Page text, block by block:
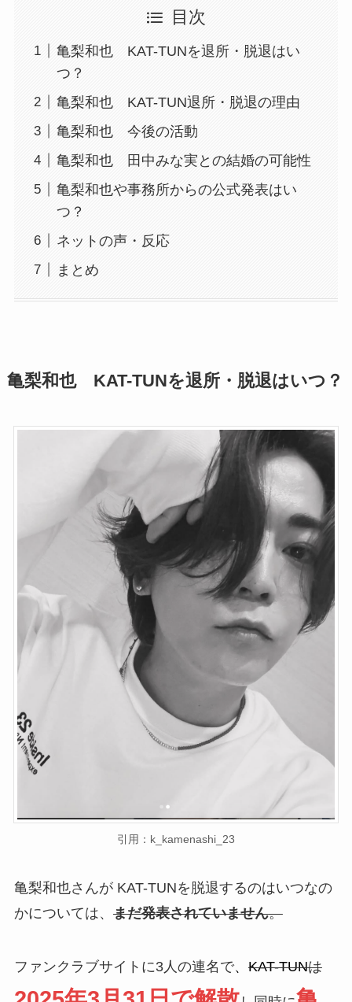
目次
亀梨和也 KAT-TUNを退所・脱退はい
つ？
亀梨和也 KAT-TUN退所・脱退の理由
亀梨和也 今後の活動
亀梨和也 田中みな実との結婚の可能性
亀梨和也や事務所からの公式発表はい
つ？
ネットの声・反応
まとめ
亀梨和也 KAT-TUNを退所・脱退はいつ？
引用：k_kamenashi_23
亀梨和也さんが KAT-TUNを脱退するのはいつなの
かについては、 まだ発表されていません。
ファンクラブサイトに3人の連名で、 KAT-TUNは